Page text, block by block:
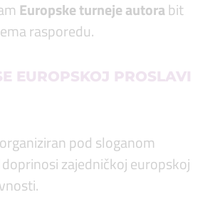
Europske turneje autorabit
rasporedu.
EUROPSKOJ PROSLAVI
pod sloganom
doprinosi zajedničkoj europskoj